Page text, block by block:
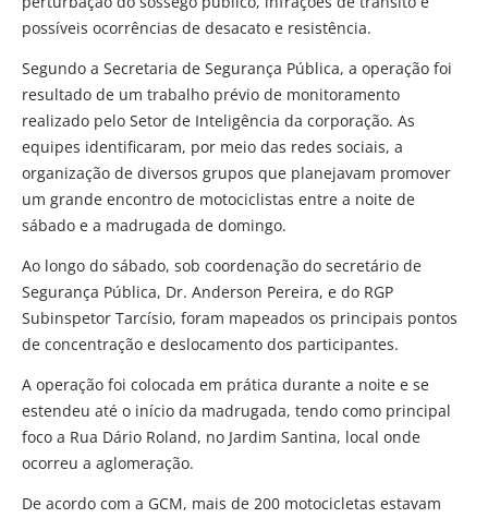
possíveis ocorrências de desacato e resistência.
Segundo a Secretaria de Segurança Pública, a operação foi
resultado de um trabalho prévio de monitoramento
realizado pelo Setor de Inteligência da corporação. As
equipes identificaram, por meio das redes sociais, a
organização de diversos grupos que planejavam promover
um grande encontro de motociclistas entre a noite de
sábado e a madrugada de domingo.
Ao longo do sábado, sob coordenação do secretário de
Segurança Pública, Dr. Anderson Pereira, e do RGP
Subinspetor Tarcísio, foram mapeados os principais pontos
de concentração e deslocamento dos participantes.
A operação foi colocada em prática durante a noite e se
estendeu até o início da madrugada, tendo como principal
foco a Rua Dário Roland, no Jardim Santina, local onde
ocorreu a aglomeração.
De acordo com a GCM, mais de 200 motocicletas estavam